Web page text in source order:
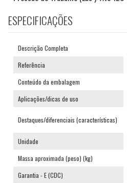
ESPECIFICAÇÕES
Descrição Completa
Referência
Conteúdo da embalagem
Aplicações/dicas de uso
Destaques/diferenciais (características)
Unidade
Massa aproximada (peso) (kg)
Garantia - E (CDC)